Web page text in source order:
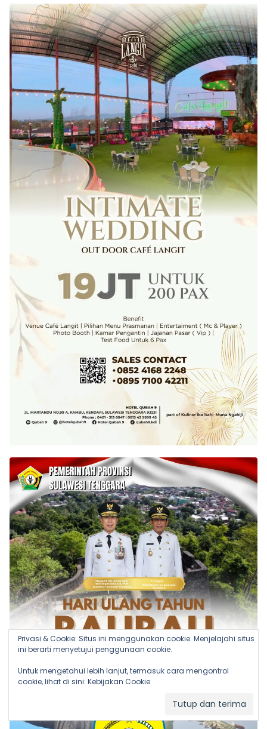
Privasi & Cookie: Situs ini menggunakan cookie. Menjelajahi situs
ini berarti menyetujui penggunaan cookie.
Untuk mengetahui lebih lanjut, termasuk cara mengontrol
cookie, lihat di sini: Kebijakan Cookie